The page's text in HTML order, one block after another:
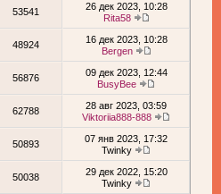
53541
26 дек 2023, 10:28
Rita58
48924
16 дек 2023, 10:28
Bergen
56876
09 дек 2023, 12:44
BusyBee
62788
28 авг 2023, 03:59
Viktoriia888-888
50893
07 янв 2023, 17:32
Twinky
50038
29 дек 2022, 15:20
Twinky